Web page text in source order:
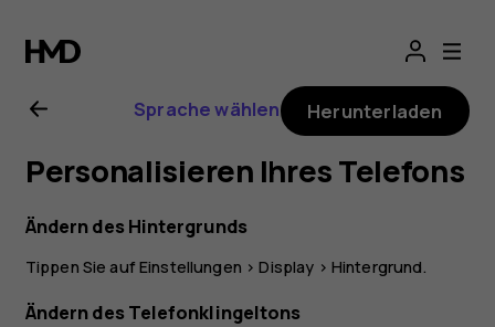
Nokia
5.3 Sprache wählen Herunterladen
Personalisieren Ihres Telefons
Ändern des Hintergrunds
Tippen Sie aufEinstellungen >Display > Hintergrund.
Ändern des Telefonklingeltons